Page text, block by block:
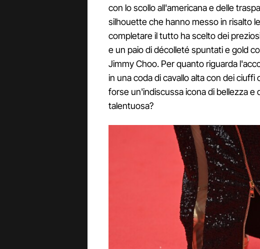
con lo scollo all'americana e delle
silhouette che hanno messo in risalto
completare il tutto ha scelto dei
e un paio di décolleté spuntati e gold
Jimmy Choo. Per quanto riguarda
in una coda di cavallo alta con dei
forse un'indiscussa icona di bellezza
talentuosa?